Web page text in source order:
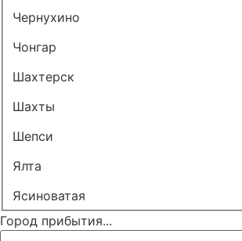
Чернухино
Чонгар
Шахтерск
Шахты
Шепси
Ялта
Ясиноватая
Город прибытия...